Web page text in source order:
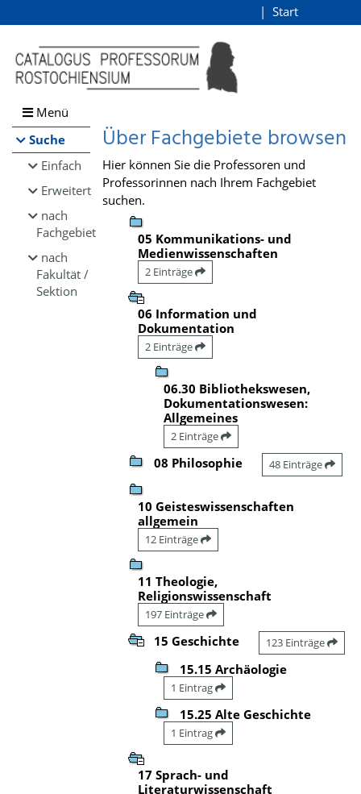
Browsen
direkt zum Inhalt
Start
Menü
Suche
Einfach
Erweitert
nach
Fachgebiet
nach
Fakultät /
Sektion
Über Fachgebiete browsen
Hier können Sie die Professoren und
Professorinnen nach Ihrem Fachgebiet
suchen.
05 Kommunikations- und
Medienwissenschaften
2 Einträge
06 Information und
Dokumentation
2 Einträge
06.30 Bibliothekswesen,
Dokumentationswesen:
Allgemeines
2 Einträge
08 Philosophie 48 Einträge
10 Geisteswissenschaften
allgemein
12 Einträge
11 Theologie,
Religionswissenschaft
197 Einträge
15 Geschichte 123 Einträge
15.15 Archäologie
1 Eintrag
15.25 Alte Geschichte
1 Eintrag
17 Sprach- und
Literaturwissenschaft